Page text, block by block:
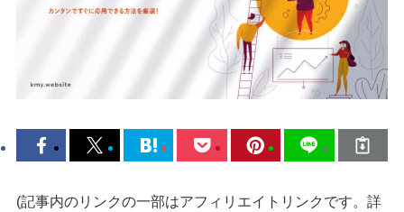
(記事内のリンクの一部はアフィリエイトリンクです。詳